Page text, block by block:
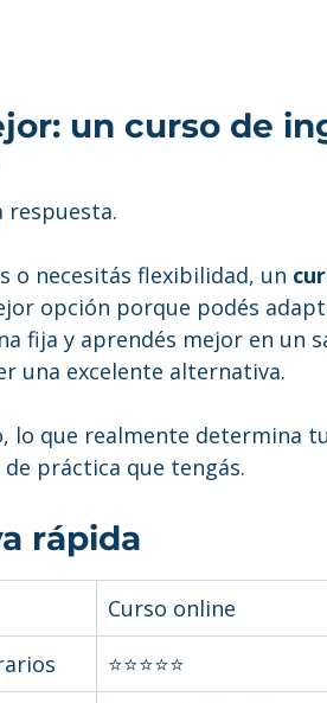
un curso de
respuesta.
o necesitás flexibilidad, un
opción porque podés
fija y aprendés mejor en un
una excelente alternativa.
lo que realmente determina
práctica que tengás.
rápida
Curso online
⭐⭐⭐⭐⭐